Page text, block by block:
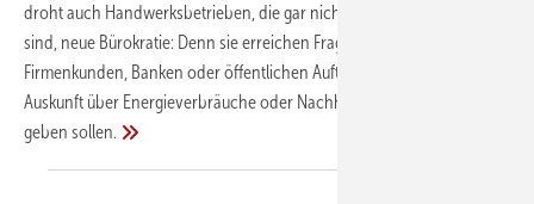
droht auch Handwerksbetrieben, die gar nicht direkt berichtspflichtig
sind, neue Bürokratie: Denn sie erreichen Fragebögen von
Firmenkunden, Banken oder öffentlichen Auftraggebern, in denen sie
Auskunft über Energieverbräuche oder Nachhaltigkeitsaktivitäten
geben sollen.